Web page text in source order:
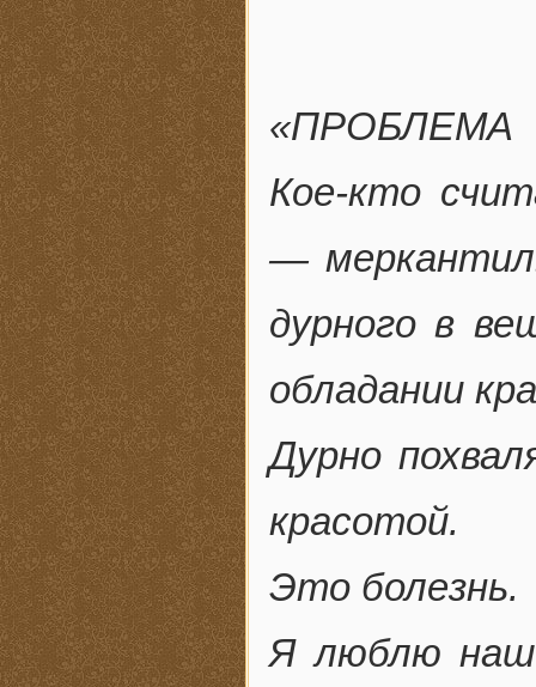
«ПРОБЛЕМА
Кое-кто
—
дурного в
обладании
Дурно
красотой.
Это болезнь.
Я люблю